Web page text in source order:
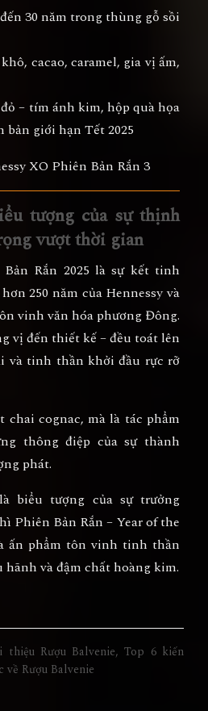
30 năm trong thùng gỗ sồi
cacao, caramel, gia vị ấm,
– tím ánh kim, hộp quà họa
giới hạn Tết 2025
tượng của sự thịnh
vượt thời gian
Rắn 2025 là sự kết tinh
250 năm của Hennessyvà
vinh văn hóa phương Đông.
vị đến thiết kế – đều toát lên
và tinh thần khởi đầu rực rỡ
cognac, mà là tác phẩm
thông điệp của sự thành
phát.
biểu tượng của sự trưởng
Phiên Bản Rắn – Year of the
ấn phẩm tôn vinh tinh thần
và đậm chất hoàng kim.
thiệu Rượu Balvenie, Top 6 kiến
về Rượu Balvenie